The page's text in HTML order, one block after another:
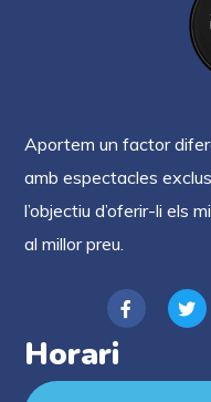
Aportem un factor
amb espectacles
l’objectiu d’oferir-li els
al millor preu.
Horari